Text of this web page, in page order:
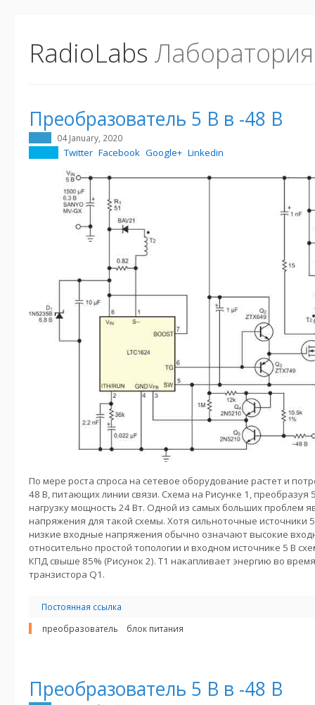
RadioLabs
Преобразователь 5 В в -48 В
04 January, 2020
Twitter Facebook Google+ Linkedin
По мере роста спроса на сетевое оборудование растет и
48 В, питающих линии связи. Схема на Рисунке 1, преобразуя
нагрузку мощность 24 Вт. Одной из самых больших проблем
напряжения для такой схемы. Хотя сильноточные источники
низкие входные напряжения обычно означают высокие
относительно простой топологии и входном источнике 5 В
КПД свыше 85% (Рисунок 2). T1 накапливает энергию во
транзистора Q1.
Постоянная ссылка
преобразователь
блок питания
Преобразователь 5 В в -48 В